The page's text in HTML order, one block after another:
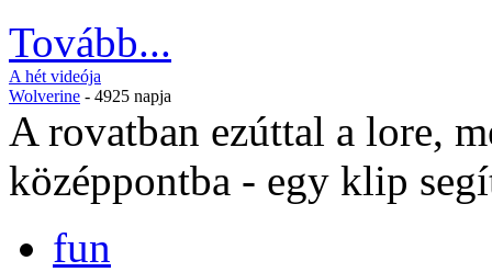
Tovább...
A hét videója
Wolverine - 4925 napja
A rovatban ezúttal a lore,
középpontba - egy klip
fun